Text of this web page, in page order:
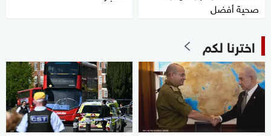
صحية أفضل
اخترنا لكم